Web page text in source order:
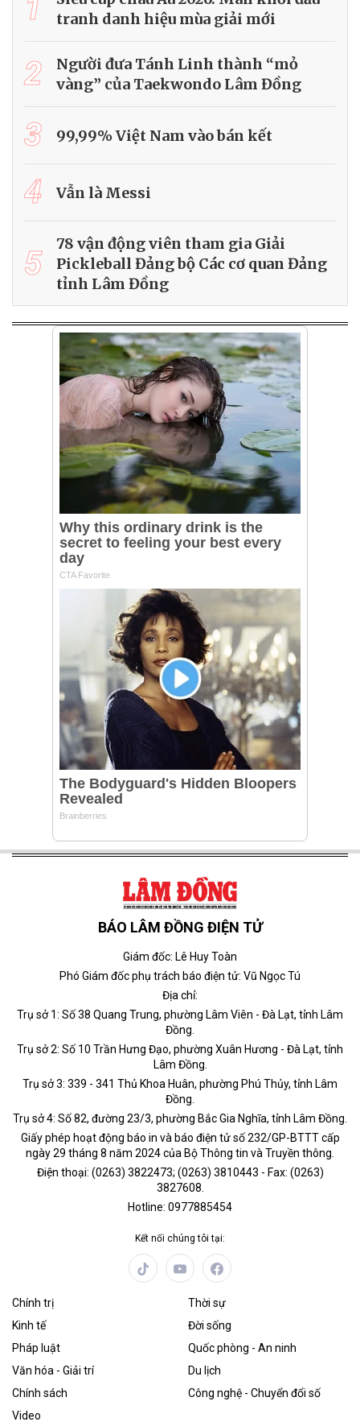
1
tranh danh hiệu mùa giải mới
2
Người đưa Tánh Linh thành “mỏ
vàng” của Taekwondo Lâm Đồng
3 99,99% Việt Nam vào bán kết
4 Vẫn là Messi
5
78 vận động viên tham gia Giải
Pickleball Đảng bộ Các cơ quan Đảng
tỉnh Lâm Đồng
BÁO LÂM ĐỒNG ĐIỆN TỬ
Giám đốc: Lê Huy Toàn
Phó Giám đốc phụ trách báo điện tử: Vũ Ngọc Tú
Địa chỉ:
Trụ sở 1: Số 38 Quang Trung, phường Lâm Viên - Đà Lạt, tỉnh Lâm
Đồng.
Trụ sở 2: Số 10 Trần Hưng Đạo, phường Xuân Hương - Đà Lạt, tỉnh
Lâm Đồng.
Trụ sở 3: 339 - 341 Thủ Khoa Huân, phường Phú Thủy, tỉnh Lâm
Đồng.
Trụ sở 4: Số 82, đường 23/3, phường Bắc Gia Nghĩa, tỉnh Lâm Đồng.
Giấy phép hoạt động báo in và báo điện tử số 232/GP-BTTT cấp
ngày 29 tháng 8 năm 2024 của Bộ Thông tin và Truyền thông.
Điện thoại: (0263) 3822473; (0263) 3810443 - Fax: (0263)
3827608.
Hotline: 0977885454
Kết nối chúng tôi tại:
Chính trị
Thời sự
Kinh tế
Đời sống
Pháp luật
Quốc phòng - An ninh
Văn hóa - Giải trí
Du lịch
Chính sách
Công nghệ - Chuyển đổi số
Video